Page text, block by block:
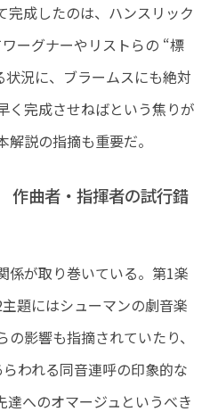
完成したのは、ハンスリック
ーグナーやリストらの “標
況に、ブラームスにも絶対
く完成させねばという焦りが
説の指摘も重要だ。
曲者・指揮者の試行錯
係が取り巻いている。第1楽
題にはシューマンの劇音楽
の影響も指摘されていたり、
われる同音連呼の印象的な
達へのオマージュというべき